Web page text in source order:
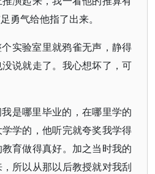
勇气给他指了出来。
实验室里就鸦雀无声，静得
说就走了。我心想坏了，可
是哪里毕业的，在哪里学的
学的，他听完就夸奖我学得
育做得真好。加之当时我的
所以从那以后教授就对我刮